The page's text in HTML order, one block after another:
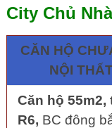
City Chủ
CĂN HỘ
NỘI
Căn hộ 55m2,
R6, BC đông